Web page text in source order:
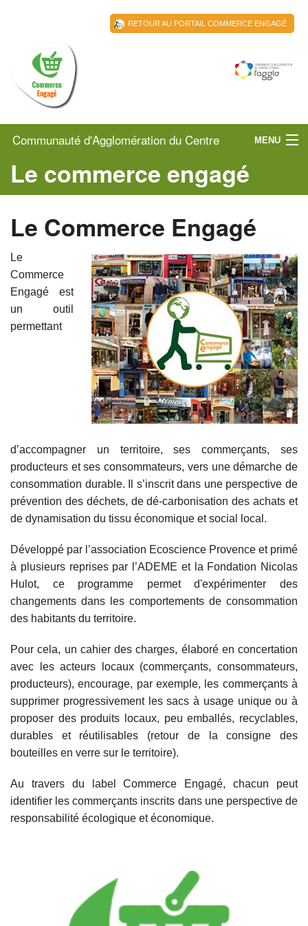
RETOUR AU PORTAIL COMMERCE ENGAGÉ
Communauté d'Agglomération du Centre
Littoral de Guyane
MENU
ACCUEIL
LES COMMERÇANTS
AGENDA LOCAL
BOITE A OUTILS POUR LES PROFESSIONNELS
Le commerce engagé
Le Commerce Engagé
Le
Commerce
Engagé est
un outil
permettant
d’accompagner un territoire, ses commerçants, ses
producteurs et ses consommateurs, vers une démarche de
consommation durable. Il s’inscrit dans une perspective de
prévention des déchets, de dé-carbonisation des achats et
de dynamisation du tissu économique et social local.
Développé par l’association Ecoscience Provence et primé
à plusieurs reprises par l’ADEME et la Fondation Nicolas
Hulot, ce programme permet d'expérimenter des
changements dans les comportements de consommation
des habitants du territoire.
Pour cela, un cahier des charges, élaboré en concertation
avec les acteurs locaux (commerçants, consommateurs,
producteurs), encourage, par exemple, les commerçants à
supprimer progressivement les sacs à usage unique ou à
proposer des produits locaux, peu emballés, recyclables,
durables et réutilisables (retour de la consigne des
bouteilles en verre sur le territoire).
Au travers du label Commerce Engagé, chacun peut
identifier les commerçants inscrits dans une perspective de
responsabilité écologique et économique.